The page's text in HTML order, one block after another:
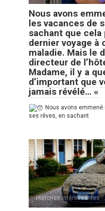
Nous avons
les vacances de
sachant que
dernier voyage à
maladie. Mais le
directeur de
Madame, il y a
d’important que
jamais révélé… «
Nous avons
ses rêves, en sachant
Histoires Intéressantes